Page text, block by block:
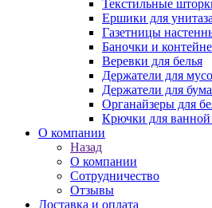
Текстильные
Ершики для унитаза
Газетницы
Баночки и
Веревки для белья
Держатели для
Держатели для
Органайзеры для
Крючки для
О компании
Назад
О компании
Сотрудничество
Отзывы
Доставка и оплата